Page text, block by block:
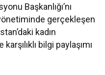
Başkanlığı’nı
gerçekleşen
kadın
bilgi paylaşımı